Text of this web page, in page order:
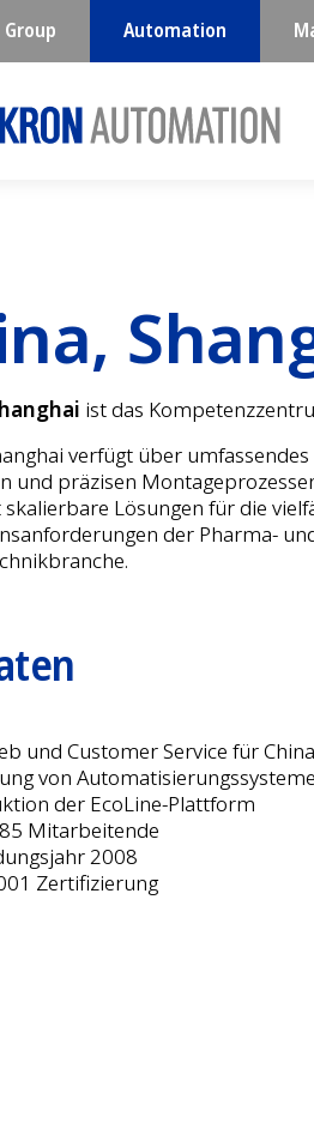
Automation
ist das
verfügt über
und präzisen
Lösungen für die
der Pharma-
und Customer Service für China
von
der EcoLine-Plattform
Mitarbeitende
2008
Zertifizierung